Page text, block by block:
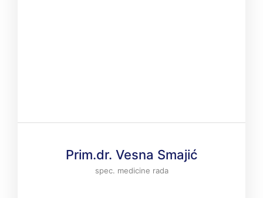
Prim.dr. Vesna Smajić
spec. medicine rada